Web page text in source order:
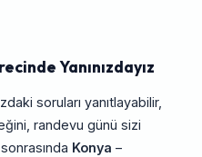
Yanınızdayız
soruları yanıtlayabilir,
randevu günü sizi
Konya –